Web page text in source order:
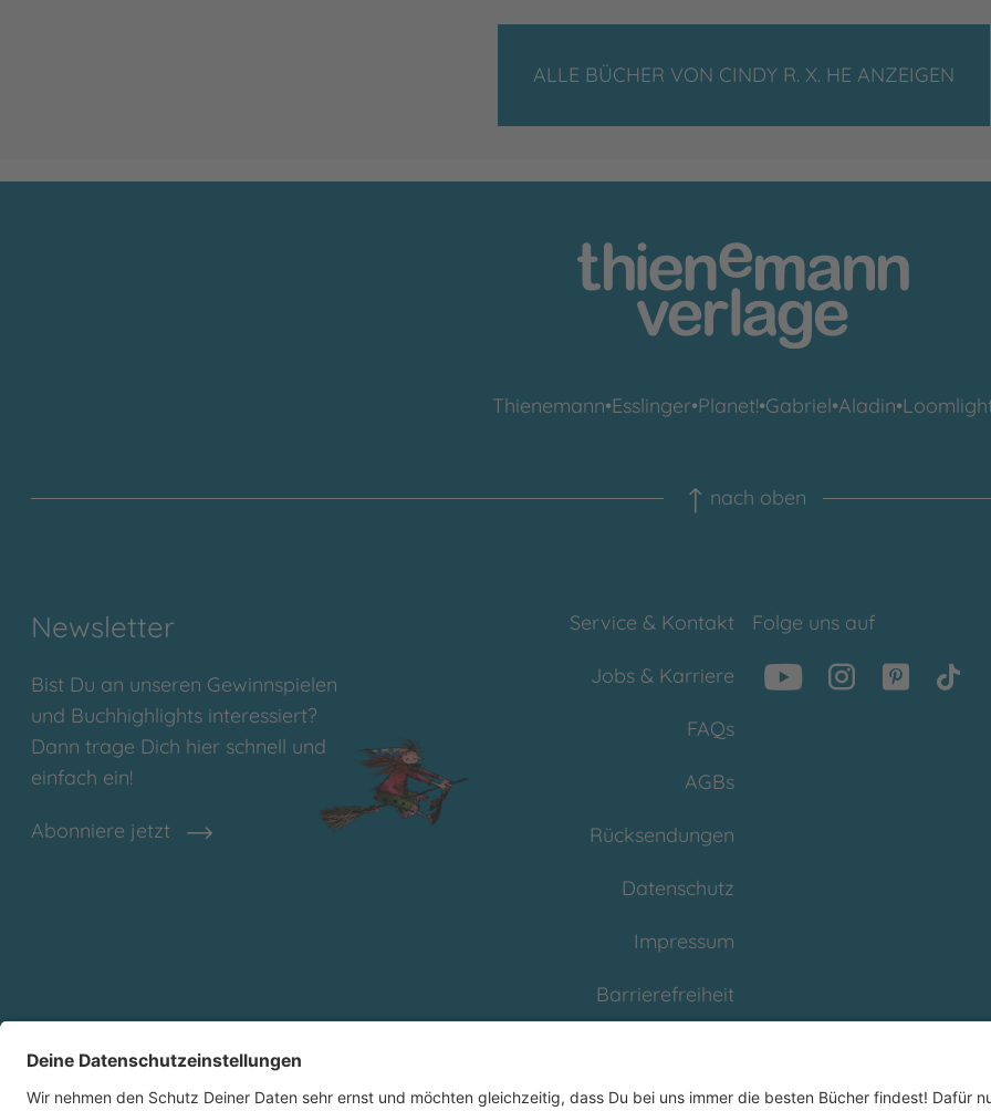
ALLE BÜCHER VON CINDY R. X. HE ANZEIGEN
Thienemann•Esslinger•Planet!•Gabriel•Aladin•
nach oben
Newsletter
Bist Du an unseren Gewinnspielen
und Buchhighlights interessiert?
Dann trage Dich hier schnell und
einfach ein!
Abonniere jetzt
Service & Kontakt
Jobs & Karriere
FAQs
AGBs
Rücksendungen
Datenschutz
Impressum
Barrierefreiheit
Partnerprogramm
Folge uns auf